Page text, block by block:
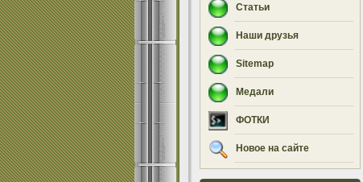
Статьи
Наши друзья
Sitemap
Медали
ФОТКИ
Новое на сайте